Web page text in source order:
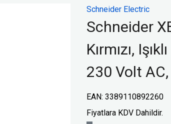
Bağlantı Tekniği Ürünleri
Kumanda Kutuları
Endüstriyel Fiş ve Prizler
Endüktif Sensörler
Basınç Şalterleri
Schneider Electric
Schneider
Kırmızı,
230 Volt
EAN:3389110892260
Fiyatlara KDV Dahildir.